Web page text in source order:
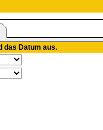
das Datum aus.